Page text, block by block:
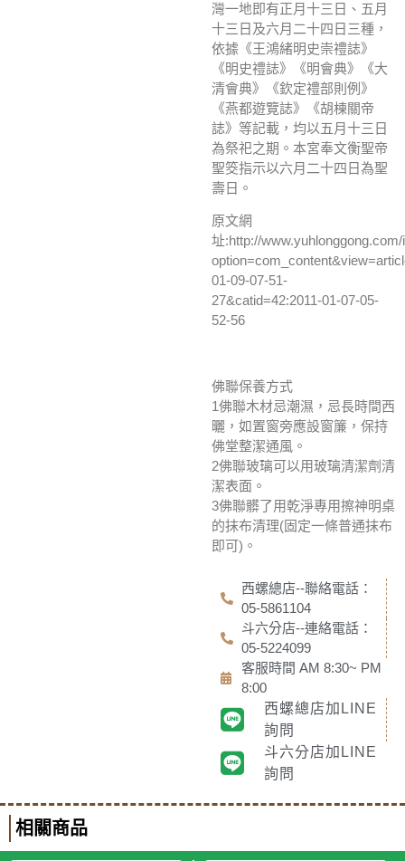
灣一地即有正月十三日、五月
十三日及六月二十四日三種，
依據《王鴻緒明史崇禮誌》
《明史禮誌》《明會典》《大
清會典》《欽定禮部則例》
《燕都遊覽誌》《胡棟關帝
誌》等記載，均以五月十三日
為祭祀之期。本宮奉文衡聖帝
聖筊指示以六月二十四日為聖
壽日。
原文網
址:http://
01-09-07-51-
27&catid=42:2011-01-07-05-
52-56
佛聯保養方式
1佛聯木材忌潮濕，忌長時間西
曬，如置窗旁應設窗簾，保持
佛堂整潔通風。
2佛聯玻璃可以用玻璃清潔劑清
潔表面。
3佛聯髒了用乾淨專用擦神明桌
的抹布清理(固定一條普通抹布
即可)。
西螺總店--聯絡電話：
05-5861104
斗六分店--連絡電話：
05-5224099
客服時間 AM 8:30~ PM
8:00
西螺總店加LINE
詢問
斗六分店加LINE
詢問
相關商品